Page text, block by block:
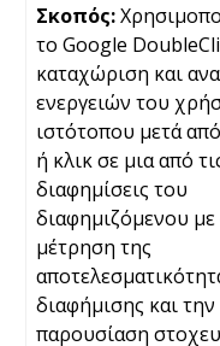
το Google
καταχώριση και
ενεργειών του
ιστότοπου μετά
ή κλικ σε μια από
διαφημίσεις του
διαφημιζόμενου
μέτρηση της
διαφήμισης και την
παρουσίαση